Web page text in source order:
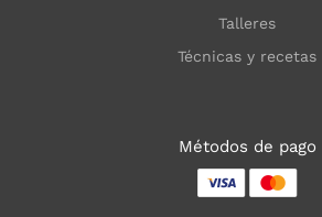
Talleres
Técnicas y recetas
Métodos de pago